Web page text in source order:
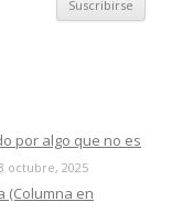
por algo que no es
octubre, 2025
(Columna en